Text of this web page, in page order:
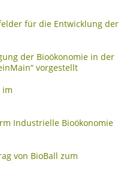
für die Entwicklung der
der Bioökonomie in der
vorgestellt
im
Industrielle Bioökonomie
von BioBall zum